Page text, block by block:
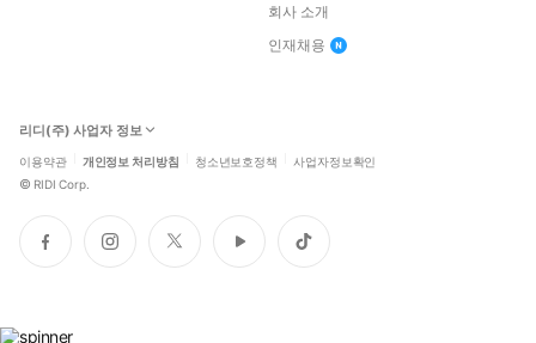
회사 소개
인재채용
리디(주) 사업자 정보
이용약관 개인정보 처리방침 청소년보호정책 사업자정보확인
© RIDI Corp.
페
이
인
스
트
위
유
튜
틱
톡